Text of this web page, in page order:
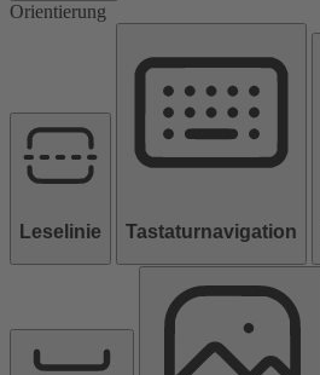
Orientierung
Leselinie Tastaturnavigation